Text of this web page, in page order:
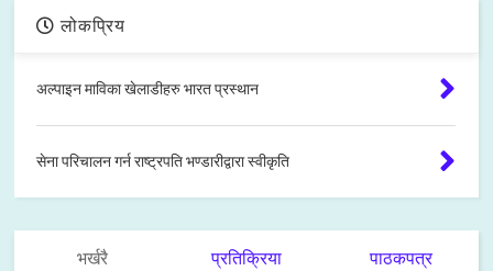
लोकप्रिय
अल्पाइन माविका खेलाडीहरु भारत प्रस्थान
सेना परिचालन गर्न राष्ट्रपति भण्डारीद्वारा स्वीकृति
भर्खरै प्रतिक्रिया पाठकपत्र